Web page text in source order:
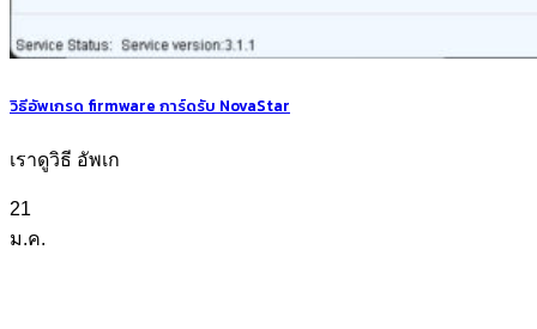
วิธีอัพเกรด firmware การ์ดรับ NovaStar
เราดูวิธี อัพเก
21
ม.ค.